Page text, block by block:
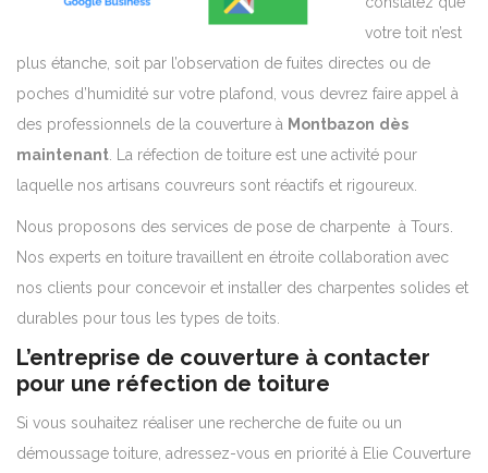
votre toit n’est
plus étanche, soit par l’observation de fuites directes ou de
poches d’humidité sur votre plafond, vous devrez faire appel à
des professionnels de la couverture à Montbazon dès
maintenant . La réfection de toiture est une activité pour
laquelle nos artisans couvreurs sont réactifs et rigoureux.
Nous proposons des services de pose de charpente à Tours.
Nos experts en toiture travaillent en étroite collaboration avec
nos clients pour concevoir et installer des charpentes solides et
durables pour tous les types de toits.
L’entreprise de couverture à contacter
pour une réfection de toiture
Si vous souhaitez réaliser une recherche de fuite ou un
démoussage toiture, adressez-vous en priorité à Elie Couverture